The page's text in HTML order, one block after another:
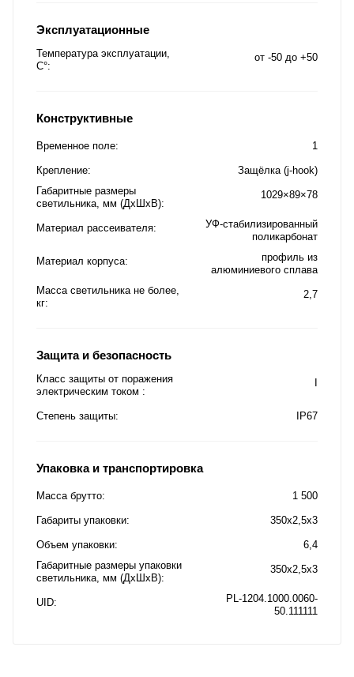
Эксплуатационные
Температура эксплуатации,
C°
от -50 до +50
Конструктивные
Временное поле 1
Крепление
Защёлка (j-hook)
Габаритные размеры
светильника, мм (ДхШхВ)
1029×89×78
Материал рассеивателя
УФ-стабилизированный
поликарбонат
Материал корпуса
профиль из
алюминиевого сплава
Масса светильника не более,
кг
2,7
Защита и безопасность
Класс защиты от поражения
электрическим током
Степень защиты IP67
Упаковка и транспортировка
Масса брутто 1 500
Габариты упаковки 350x2,5x3
Объем упаковки
6,4
Габаритные размеры упаковки
светильника, мм (ДхШхВ)
350x2,5x3
UID
PL-1204.1000.0060-
50.111111